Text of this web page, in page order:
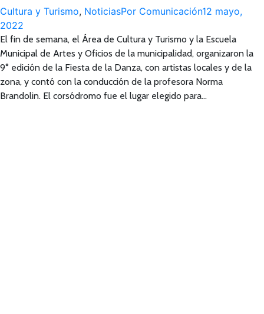
Cultura y Turismo, NoticiasPor Comunicación12 mayo,
2022
El fin de semana, el Área de Cultura y Turismo y la Escuela
Municipal de Artes y Oficios de la municipalidad, organizaron la
9° edición de la Fiesta de la Danza, con artistas locales y de la
zona, y contó con la conducción de la profesora Norma
Brandolin. El corsódromo fue el lugar elegido para…